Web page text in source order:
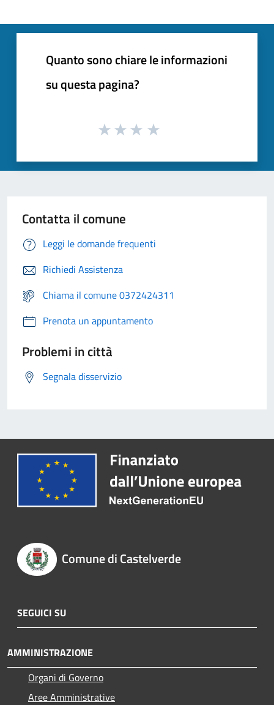
Quanto sono chiare le informazioni
su questa pagina?
Contatta il comune
Leggi le domande frequenti
Richiedi Assistenza
Chiama il comune 0372424311
Prenota un appuntamento
Problemi in città
Segnala disservizio
Comune di Castelverde
SEGUICI SU
AMMINISTRAZIONE
Organi di Governo
Aree Amministrative